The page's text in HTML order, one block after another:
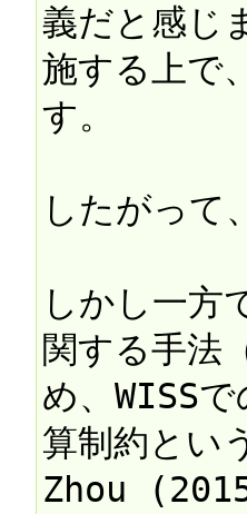
義だと感じ
施する上で
す。
したがって
しかし一方
関する手法
め、WISS
算制約と
Zhou